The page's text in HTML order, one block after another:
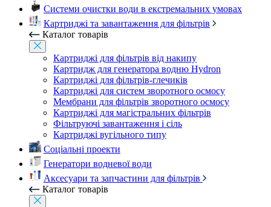
Системи очистки води в екстремальних умовах
Картриджі та завантаження для фільтрів
Каталог товарів
Картриджі для фільтрів від накипу
Картридж для генератора водню Hydron
Картриджі для фільтрів-глечиків
Картриджі для систем зворотного осмосу
Мембрани для фільтрів зворотного осмосу
Картриджі для магістральних фільтрів
Фільтруючі завантаження і сіль
Картриджі вугільного типу
Соціальні проекти
Генератори водневої води
Аксесуари та запчастини для фільтрів
Каталог товарів